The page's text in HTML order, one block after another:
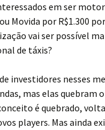
em ser
Movida por R$1.300
vai ser possível
de táxis?
investidores nesses
mas elas quebram
é quebrado,
players. Mas ainda